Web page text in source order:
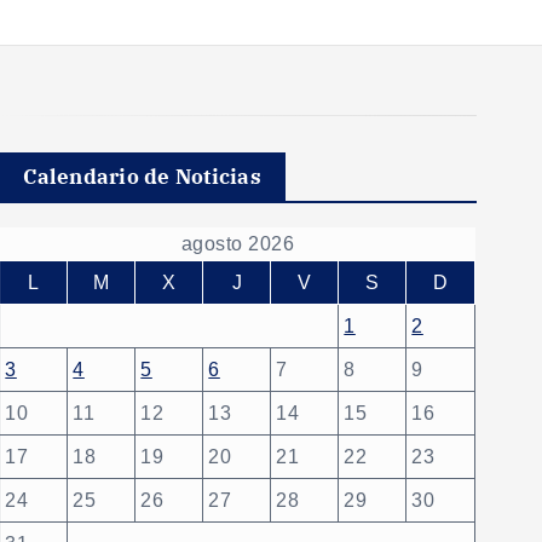
Calendario de Noticias
agosto 2026
L
M X J V S D
1 2
3 4 5 6 7 8 9
10 11 12 13 14 15 16
17 18 19 20 21 22 23
24 25 26 27 28 29 30